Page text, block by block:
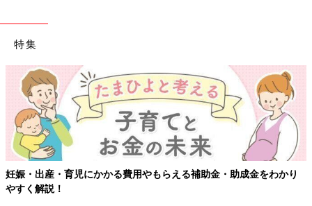
特集
妊娠・出産・育児にかかる費用やもらえる補助金・助成金をわかり
やすく解説！